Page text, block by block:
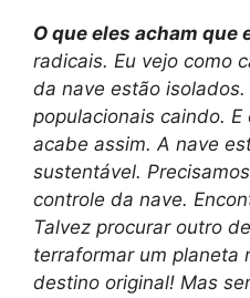
O que eles acham que
radicais. Eu vejo como
da nave estão
populacionais caindo.
acabe assim. A nave
sustentável.
controle da nave.
Talvez procurar outro
terraformar um planeta
destino original! Mas